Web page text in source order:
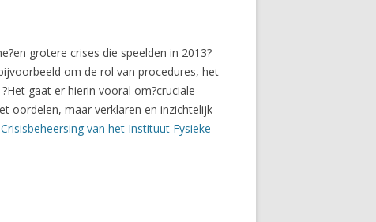
grotere crises die speelden in 2013?
om de rol van procedures, het
gaat er hierin vooral om?cruciale
oordelen, maar verklaren en inzichtelijk
van het Instituut Fysieke